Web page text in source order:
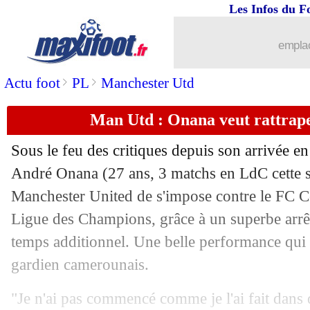
Actu foot> PL > Manchester Utd
Les Infos du
Man Utd : Onana veut
Sous le feu des critiques depuis son arrivée
André Onana (27 ans, 3 matchs en LdC cette
Manchester United de s'impose contre le FC
Ligue des Champions, grâce à un superbe
temps additionnel. Une belle performance
gardien camerounais.
"Je n'ai pas commencé comme je l'ai fait dans
: vers un départ du directeur
25/10 Montpellier: mise à pied pour Sakho
25/10 OM: Gattuso attend du mieux
25/10 OM: Sarr veut s'améliorer devant le
25/10 LdC (U19) : le PSG s'impose contre
25/10 Udinese: Cioffi remplace Sottil
OM : Gattuso motive Vitinha